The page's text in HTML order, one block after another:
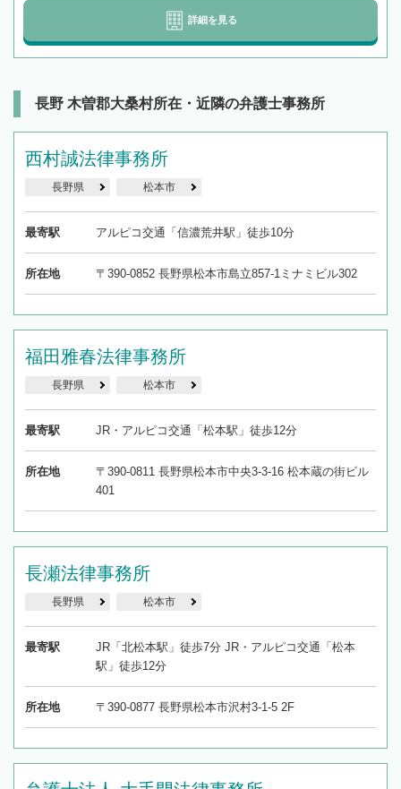
詳細を見る
長野 木曽郡大桑村所在・近隣の弁護士事務所
西村誠法律事務所
長野県 松本市
最寄駅 アルピコ交通「信濃荒井駅」徒歩10分
所在地 〒390-0852 長野県松本市島立857-1ミナミビル302
福田雅春法律事務所
長野県 松本市
最寄駅 JR・アルピコ交通「松本駅」徒歩12分
所在地
〒390-0811 長野県松本市中央3-3-16 松本蔵の街ビル
401
長瀬法律事務所
長野県 松本市
最寄駅
JR「北松本駅」徒歩7分 JR・アルピコ交通「松本
駅」徒歩12分
所在地 〒390-0877 長野県松本市沢村3-1-5 2F